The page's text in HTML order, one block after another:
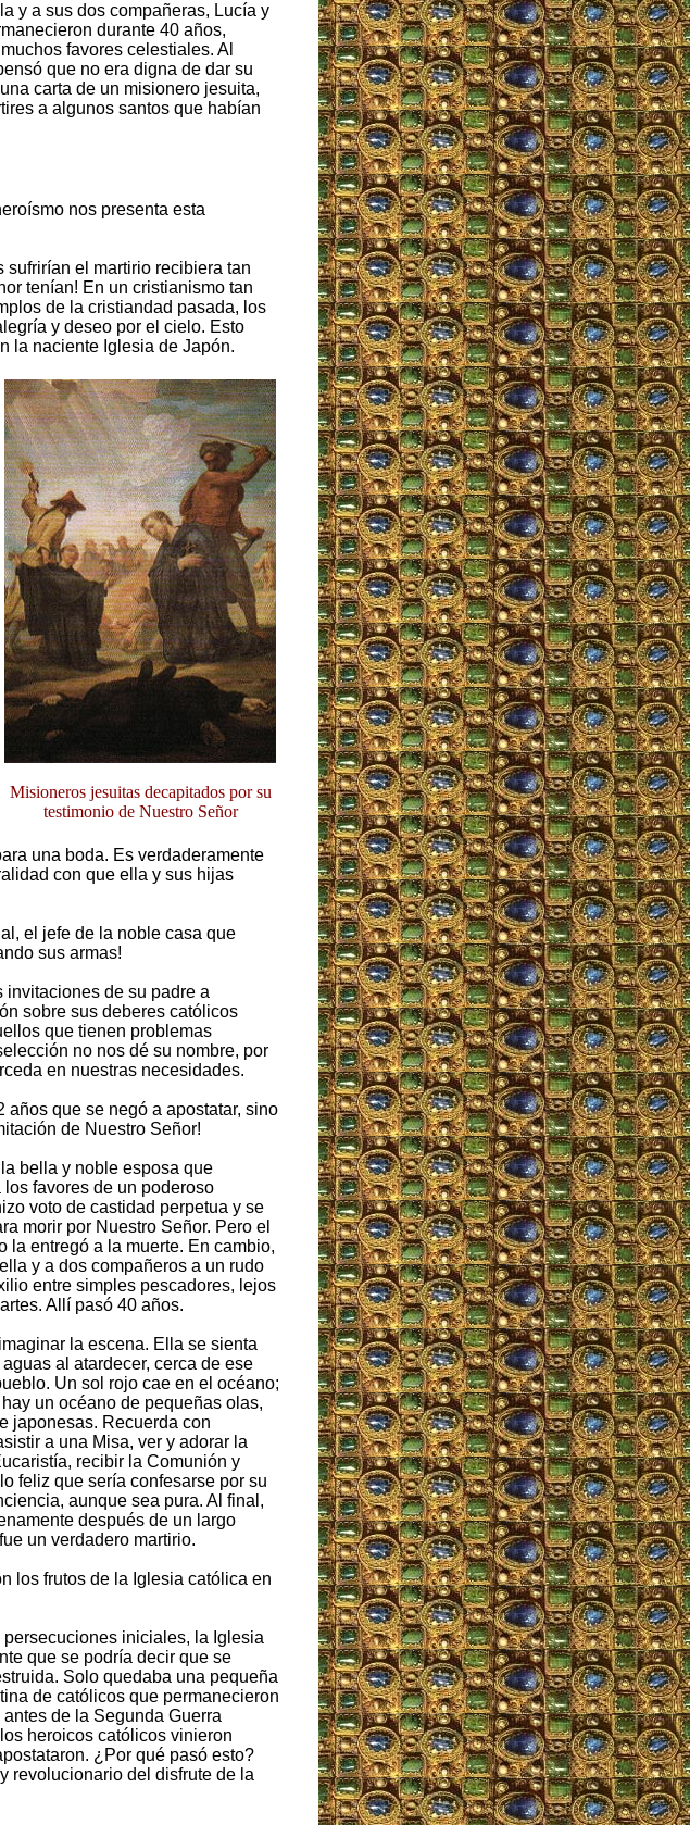
y a sus dos compañeras, Lucía y
durante 40 años,
favores celestiales. Al
que no era digna de dar su
carta de un misionero jesuita,
a algunos santos que habían
nos presenta esta
sufrirían el martirio recibiera tan
tenían! En un cristianismo tan
de la cristiandad pasada, los
y deseo por el cielo. Esto
la naciente Iglesia de Japón.
Misioneros jesuitas decapitados por su
testimonio de Nuestro Señor
una boda. Es verdaderamente
con que ella y sus hijas
el jefe de la noble casa que
sus armas!
de su padre a
sobre sus deberes católicos
que tienen problemas
no nos dé su nombre, por
en nuestras necesidades.
años que se negó a apostatar, sino
de Nuestro Señor!
bella y noble esposa que
los favores de un poderoso
voto de castidad perpetua y se
morir por Nuestro Señor. Pero el
la entregó a la muerte. En cambio,
y a dos compañeros a un rudo
entre simples pescadores, lejos
Allí pasó 40 años.
la escena. Ella se sienta
al atardecer, cerca de ese
Un sol rojo cae en el océano;
un océano de pequeñas olas,
japonesas. Recuerda con
a una Misa, ver y adorar la
recibir la Comunión y
feliz que sería confesarse por su
aunque sea pura. Al final,
después de un largo
un verdadero martirio.
los frutos de la Iglesia católica en
iniciales, la Iglesia
que se podría decir que se
Solo quedaba una pequeña
de católicos que permanecieron
de la Segunda Guerra
heroicos católicos vinieron
¿Por qué pasó esto?
revolucionario del disfrute de la